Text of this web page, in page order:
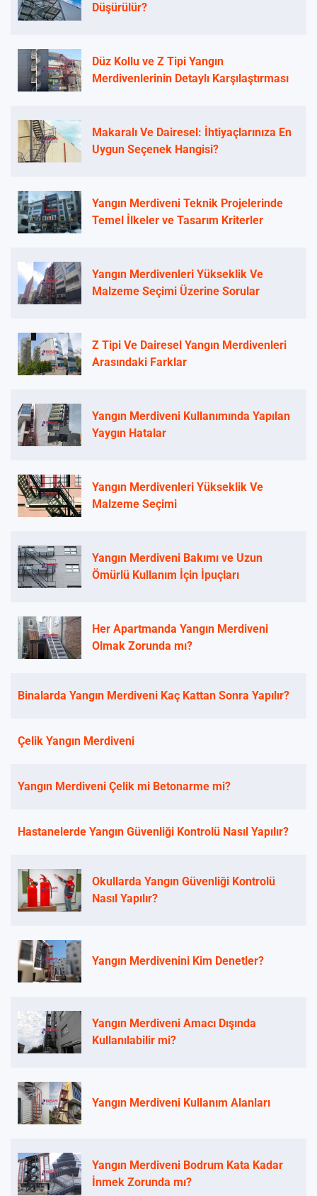
Düşürülür?
Düz Kollu ve Z Tipi Yangın
Merdivenlerinin Detaylı Karşılaştırması
Makaralı Ve Dairesel: İhtiyaçlarınıza En
Uygun Seçenek Hangisi?
Yangın Merdiveni Teknik Projelerinde
Temel İlkeler ve Tasarım Kriterler
Yangın Merdivenleri Yükseklik Ve
Malzeme Seçimi Üzerine Sorular
Z Tipi Ve Dairesel Yangın Merdivenleri
Arasındaki Farklar
Yangın Merdiveni Kullanımında Yapılan
Yaygın Hatalar
Yangın Merdivenleri Yükseklik Ve
Malzeme Seçimi
Yangın Merdiveni Bakımı ve Uzun
Ömürlü Kullanım İçin İpuçları
Her Apartmanda Yangın Merdiveni
Olmak Zorunda mı?
Binalarda Yangın Merdiveni Kaç Kattan Sonra Yapılır?
Çelik Yangın Merdiveni
Yangın Merdiveni Çelik mi Betonarme mi?
Hastanelerde Yangın Güvenliği Kontrolü Nasıl Yapılır?
Okullarda Yangın Güvenliği Kontrolü
Nasıl Yapılır?
Yangın Merdivenini Kim Denetler?
Yangın Merdiveni Amacı Dışında
Kullanılabilir mi?
Yangın Merdiveni Kullanım Alanları
Yangın Merdiveni Bodrum Kata Kadar
İnmek Zorunda mı?